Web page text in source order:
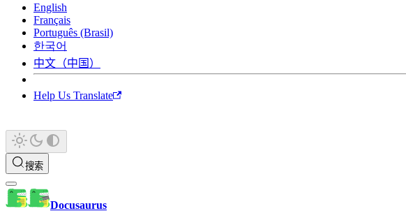
English
Français
Português (Brasil)
한국어
中文（中国）
Help Us Translate
搜索
Docusaurus